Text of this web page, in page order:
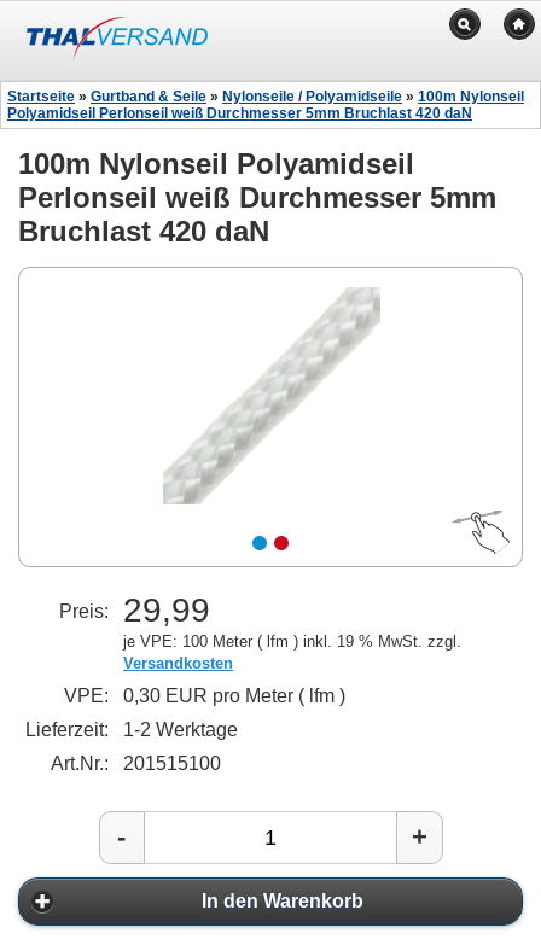
Startseite » Gurtband & Seile » Nylonseile / Polyamidseile » 100m Nylonseil
Polyamidseil Perlonseil weiß Durchmesser 5mm Bruchlast 420 daN
100m Nylonseil Polyamidseil
Perlonseil weiß Durchmesser 5mm
Bruchlast 420 daN
Preis: 29,99
je VPE: 100 Meter ( lfm ) inkl. 19 % MwSt. zzgl.
Versandkosten
VPE:
0,30 EUR pro Meter ( lfm )
Lieferzeit:
1-2 Werktage
Art.Nr.:
201515100
- +
In den Warenkorb